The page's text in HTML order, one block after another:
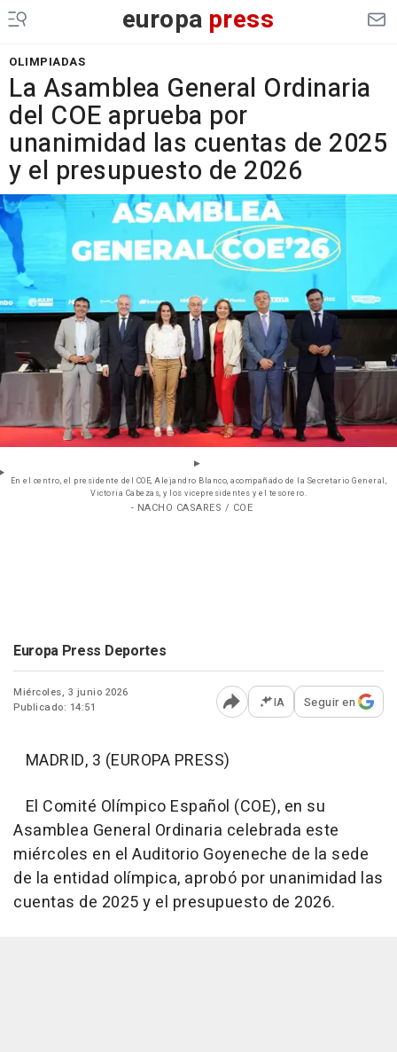
europa press
OLIMPIADAS
La Asamblea General Ordinaria
del COE aprueba por
unanimidad las cuentas de 2025
y el presupuesto de 2026
En el centro, el presidente del COE, Alejandro Blanco, acompañado de la Secretario General,
Victoria Cabezas, y los vicepresidentes y el tesorero.
- NACHO CASARES / COE
Europa Press Deportes
Miércoles, 3 junio 2026
Publicado: 14:51
Abrir opciones para
IA Seguir en
MADRID, 3 (EUROPA PRESS)
El Comité Olímpico Español (COE), en su
Asamblea General Ordinaria celebrada este
miércoles en el Auditorio Goyeneche de la sede
de la entidad olímpica, aprobó por unanimidad las
cuentas de 2025 y el presupuesto de 2026.